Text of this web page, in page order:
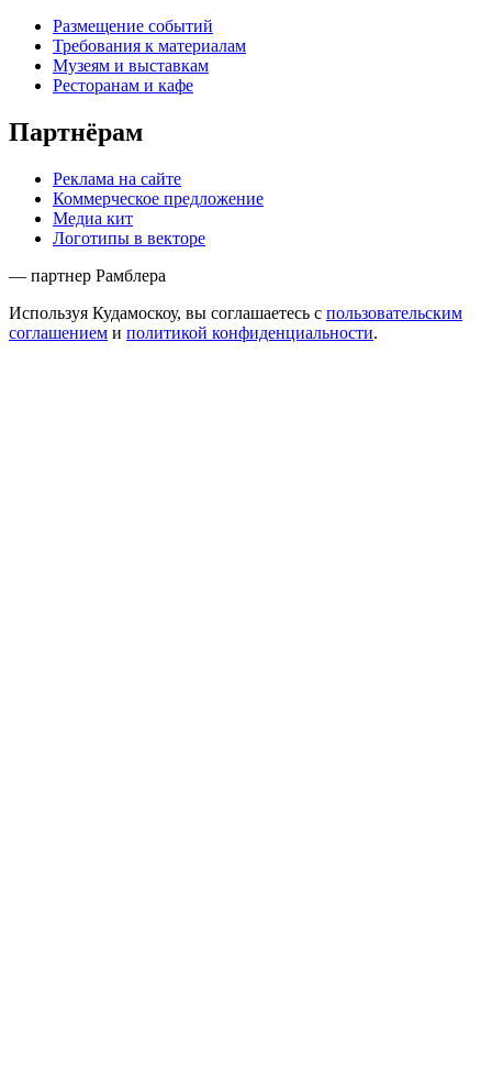
Размещение событий
Требования к материалам
Музеям и выставкам
Ресторанам и кафе
Партнёрам
Реклама на сайте
Коммерческое предложение
Медиа кит
Логотипы в векторе
— партнер Рамблера
Используя Кудамоскоу, вы соглашаетесь с пользовательским
соглашением и политикой конфиденциальности.